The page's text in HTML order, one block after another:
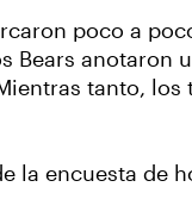
poco a
Bears anotaron
tanto,
la encuesta de